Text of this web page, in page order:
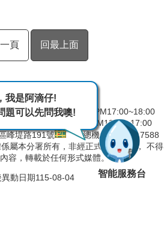
頁 回最上面
彈性下班時間：PM17:00~18:00
期五 AM09:00~12:30 PM13:30~17:00
峰堤路191號
總機：04-23317588
屬本分署所有，非經正式書面同意， 不得
容，轉載於任何形式媒體。
動日期115-08-04
我是阿滴仔!
題可以先問我噢!
智能服務台